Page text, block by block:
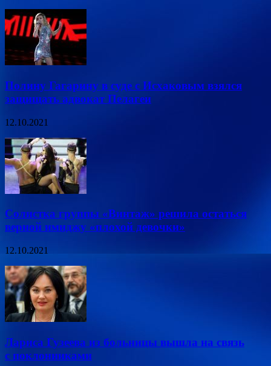
Полину Гагарину в суде с Исхаковым взялся
защищать адвокат Пелагеи
12.10.2021
Солистка группы «Винтаж» решила остаться
верной имиджу «плохой девочки»
12.10.2021
Лариса Гузеева из больницы вышла на связь
с поклонниками